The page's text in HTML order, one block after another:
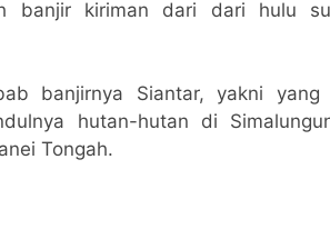
banjir kiriman dari dari hulu
banjirnya Siantar, yakni yang
hutan-hutan di
Tongah.